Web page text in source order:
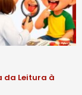
da Leitura à